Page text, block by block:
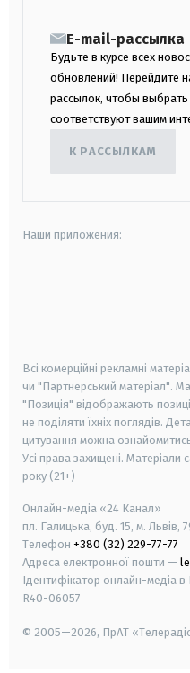
E-mail-рассылка
Будьте в курсе всех
обновлений! Перейдите
рассылок, чтобы выбрать
соответствуют вашим
К РАССЫЛКАМ
Наши приложения:
Всі комерційні рекламні
чи "Партнерський матеріал".
"Позиція" відображають
не поділяти їхніх поглядів.
цитування можна
Усі права захищені. Матеріали
року (21+)
Онлайн-медіа «24 Канал»
пл. Галицька, буд. 15, м. Львів,
Телефон +380 (32) 229-77-77
Адреса електронної пошти —
Ідентифікатор онлайн-медіа в
R40-06057
© 2005—2026, ПрАТ